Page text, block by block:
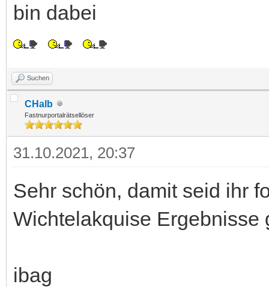
bin dabei
Suchen
CHalb
Fastnurportalrätsellöser
31.10.2021, 20:37
Sehr schön, damit seid ihr
Wichtelakquise Ergebnisse
ibag